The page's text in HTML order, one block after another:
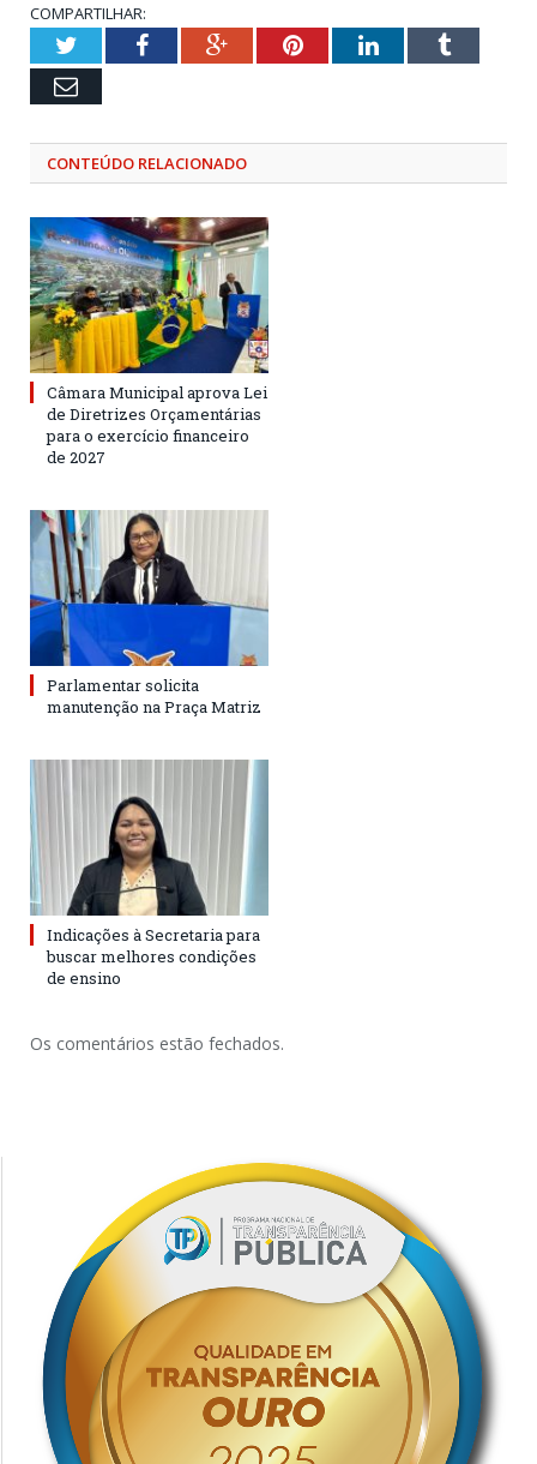
COMPARTILHAR:
TwitterFacebookGoogle+PinterestLinkedInTumblr
Email
CONTEÚDO RELACIONADO
Câmara Municipal aprova Lei
de Diretrizes Orçamentárias
para o exercício financeiro
de 2027
Parlamentar solicita
manutenção na Praça Matriz
Indicações à Secretaria para
buscar melhores condições
de ensino
Os comentários estão fechados.